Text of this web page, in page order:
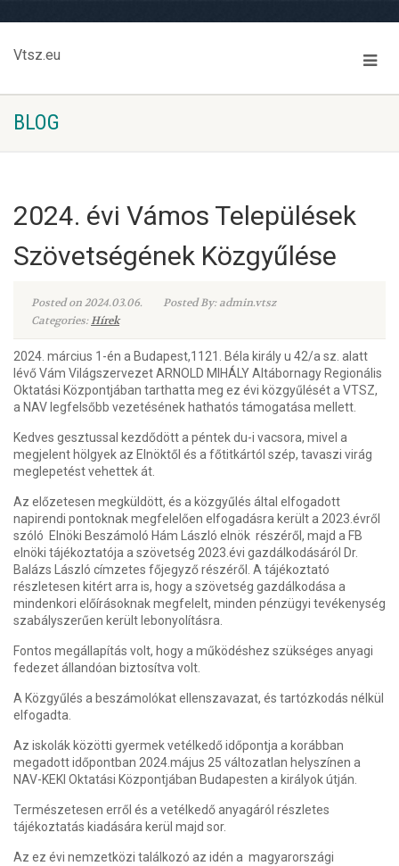
Vtsz.eu
BLOG
2024. évi Vámos Települések
Szövetségének Közgyűlése
Posted on 2024.03.06.
Posted By: admin.vtsz
Categories:Hírek
2024. március 1-én a Budapest,1121. Béla király u 42/a sz. alatt
lévő Vám Világszervezet ARNOLD MIHÁLY Altábornagy Regionális
Oktatási Központjában tarthatta meg ez évi közgyűlését a VTSZ,
a NAV legfelsőbb vezetésének hathatós támogatása mellett.
Kedves gesztussal kezdődött a péntek du-i vacsora, mivel a
megjelent hölgyek az Elnöktől és a főtitkártól szép, tavaszi virág
meglepetést vehettek át.
Az előzetesen megküldött, és a közgyűlés által elfogadott
napirendi pontoknak megfelelően elfogadásra került a 2023.évről
szóló Elnöki Beszámoló Hám László elnök részéről, majd a FB
elnöki tájékoztatója a szövetség 2023.évi gazdálkodásáról Dr.
Balázs László címzetes főjegyző részéről. A tájékoztató
részletesen kitért arra is, hogy a szövetség gazdálkodása a
mindenkori előírásoknak megfelelt, minden pénzügyi tevékenység
szabályszerűen került lebonyolításra.
Fontos megállapítás volt, hogy a működéshez szükséges anyagi
fedezet állandóan biztosítva volt.
A Közgyűlés a beszámolókat ellenszavazat, és tartózkodás nélkül
elfogadta.
Az iskolák közötti gyermek vetélkedő időpontja a korábban
megadott időpontban 2024.május 25 változatlan helyszínen a
NAV-KEKI Oktatási Központjában Budapesten a királyok útján.
Természetesen erről és a vetélkedő anyagáról részletes
tájékoztatás kiadására kerül majd sor.
Az ez évi nemzetközi találkozó az idén a magyarországi